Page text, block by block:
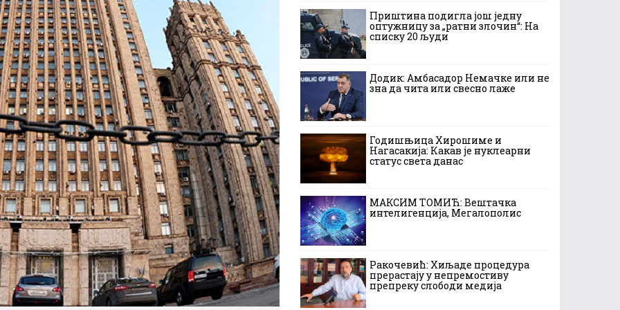
Приштина подигла још једну
оптужницу за „ратни злочин“: На
списку 20 људи
Додик: Амбасадор Немачке или не
зна да чита или свесно лаже
Годишњица Хирошиме и
Нагасакија: Какав је нуклеарни
статус света данас
МАКСИМ ТОМИЋ: Вештачка
интелигенција, Мегалополис
Ракочевић: Хиљаде процедура
прерастају у непремостиву
препреку слободи медија